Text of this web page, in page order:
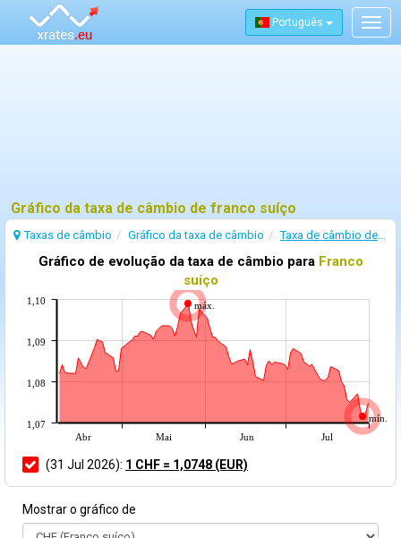
Português
Gráfico da taxa de câmbio de franco suíço
Taxas de câmbio Gráfico da taxa de câmbio Taxa de câmbio de Franco suíço
Gráfico de evolução da taxa de câmbio para Franco
suíço
máx.
mín.
Abr
Mai Jun Jul
1,07
1,08
1,09
1,10
(31 Jul 2026): 1 CHF = 1,0748 (EUR)
Mostrar o gráfico de